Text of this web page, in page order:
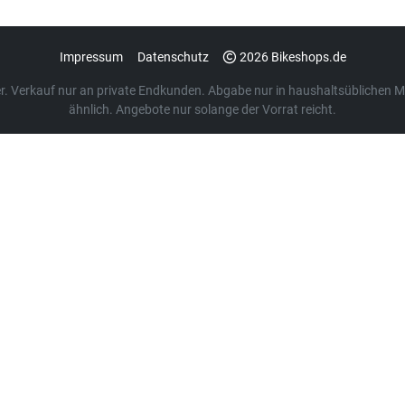
Impressum Datenschutz 2026 Bikeshops.de
Verkauf nur an private Endkunden. Abgabe nur in haushaltsüblichen
ähnlich. Angebote nur solange der Vorrat reicht.